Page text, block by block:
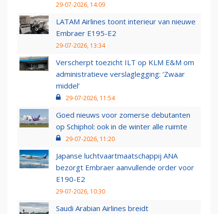
29-07-2026, 14:09
LATAM Airlines toont interieur van nieuwe
Embraer E195-E2
29-07-2026, 13:34
Verscherpt toezicht ILT op KLM E&M om
administratieve verslaglegging: ‘Zwaar
middel’
29-07-2026, 11:54
Goed nieuws voor zomerse debutanten
op Schiphol: ook in de winter alle ruimte
29-07-2026, 11:20
Japanse luchtvaartmaatschappij ANA
bezorgt Embraer aanvullende order voor
E190-E2
29-07-2026, 10:30
Saudi Arabian Airlines breidt